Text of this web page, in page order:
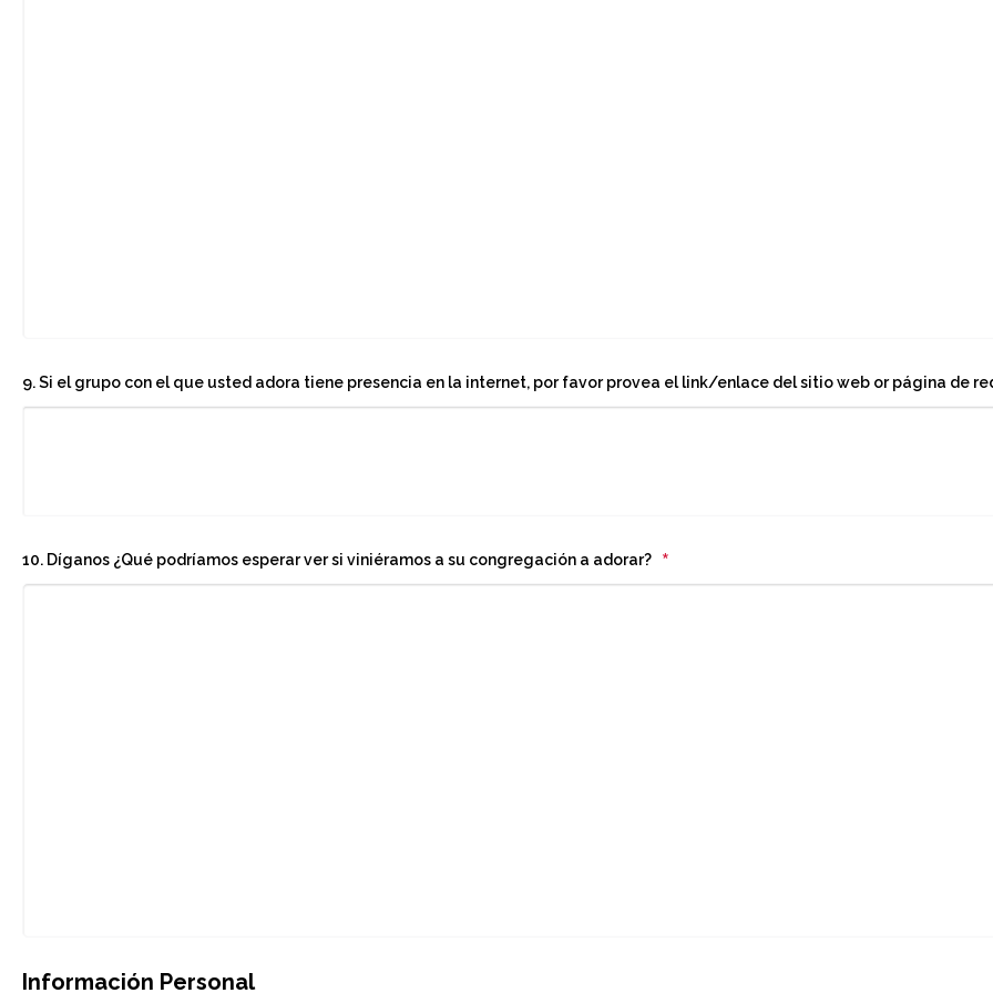
9. Si el grupo con el que usted adora tiene presencia en la internet, por favor provea el link/enlace del sitio web or página de
10. Díganos ¿Qué podríamos esperar ver si viniéramos a su congregación a adorar? *
Información Personal